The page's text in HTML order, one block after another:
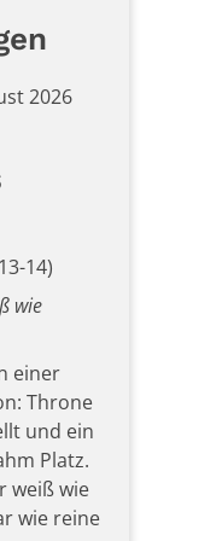
2026
14)
wie
einer
Throne
und ein
Platz.
weiß wie
wie reine